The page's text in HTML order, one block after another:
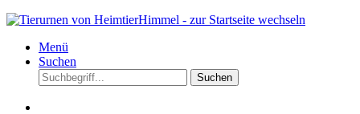
Menü
Suchen
Suchen